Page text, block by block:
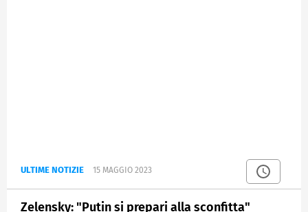
ULTIME NOTIZIE 15 MAGGIO 2023
Zelensky: "Putin si prepari alla sconfitta"